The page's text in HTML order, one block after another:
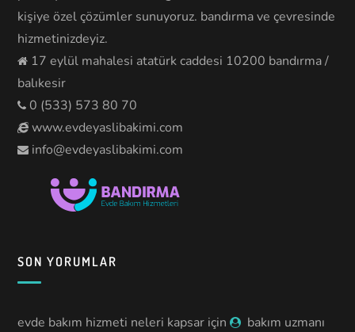
kişiye özel çözümler sunuyoruz. bandırma ve çevresinde
hizmetinizdeyiz.
17 eylül mahalesi atatürk caddesi 10200 bandırma /
balıkesir
0 (533) 573 80 70
www.evdeyaslibakimi.com
info@evdeyaslibakimi.com
SON YORUMLAR
evde bakım hizmeti neleri kapsar için bakım uzmanı